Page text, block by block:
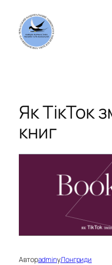
вмісту
Як ТікТок
книг
АвторadminуЛонгриди